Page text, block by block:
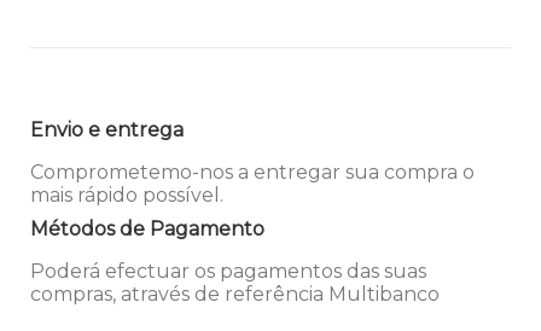
Envio e entrega
Comprometemo-nos a entregar sua compra o
mais rápido possível.
Métodos de Pagamento
Poderá efectuar os pagamentos das suas
compras, através de referência Multibanco